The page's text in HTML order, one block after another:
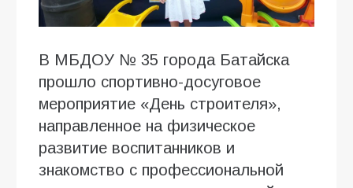
В МБДОУ № 35 города Батайска
прошло спортивно-досуговое
мероприятие «День строителя»,
направленное на физическое
развитие воспитанников и
знакомство с профессиональной